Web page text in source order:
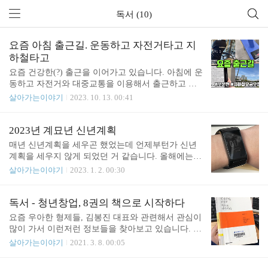
독서 (10)
요즘 아침 출근길. 운동하고 자전거타고 지
하철타고
요즘 건강한(?) 출근을 이어가고 있습니다. 아침에 운
동하고 자전거와 대중교통을 이용해서 출근하고 있
습니다. 아침에 운동하고 출근하게 될 날이 올진 몰
까지 8년 가까이 되었었네요. 사실 어린이집은 작년
에 다 졸업하고 이제는 모두 초등학생이 되어서 자동
차를 몰고 갈 필요는 없었지만 습관이 들었었네요.
지난 8월부터는 대중교통 이용을 점차 늘려 갔습니
다. 이유는 여러 가지가 있었는데요. 교통비 절약, 건
있었습니다. 교통비 교통비의 경우 차를 타고 다니면
일단 주차비가 들게 되는데, 한 달에 10만 원 정도가
들었습니다. 그리고 주유비도 10만 원가량 들..
살아가는이야기 2023. 10. 13. 00:41
2023년 계묘년 신년계획
매년 신년계획을 세우곤 했었는데 언제부턴가 신년
계획을 세우지 않게 되었던 거 같습니다. 올해에는
간단하게 새해계획을 세워보았습니다. 참고로 신년
참고했던 이유는 초3, 초1 아이들과 함께 신년계획을
세우기 위한 참고자료로 활용하기 위함이었습니다.
가족들과 다 함께 신년계획을 세울 수 있는 시기가
왔다니 아이들이 많이 컸다는 것을 느낄 수 있었습니
다. 아무튼 저의 신년계획은 다음과 같습니다. 계획
살아가는이야기 2023. 1. 2. 00:30
독서 - 청년창업, 8권의 책으로 시작하다
요즘 우아한 형제들, 김봉진 대표와 관련해서 관심이
많이 가서 이런저런 정보들을 찾아보고 있습니다. 얼
마 전에는 배민 다움이라는 책도 읽었었고요. 독서 -
살아가는이야기 2021. 3. 8. 00:05